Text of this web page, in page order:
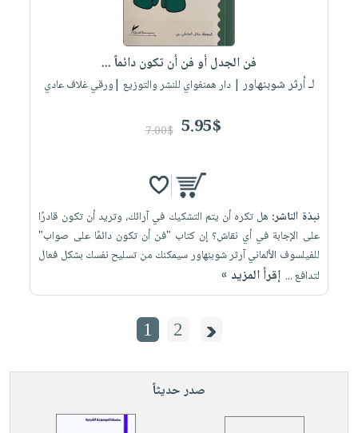
فن الجدل أو فن أن تكون دائماً ...
لـ أرثر شوبنهاور| دار همنغواي للنشر والتوزيع |ورقي غلاف عادي
5.95$
7.00$
نبذة الناشر: هل تكره أن يتم التشكيك في آرائك، وتريد أن تكون قادرًا
على الإجابة في أي نقاش؟ إن كتاب "فن أن تكون دائمًا على صواب"
للفيلسوف الألماني آرثر شوبنهاور سيمكنك من تسليح نفسك بشكل فعال
لتدافع ... إقرأ المزيد »
1 2
صدر حديثاً